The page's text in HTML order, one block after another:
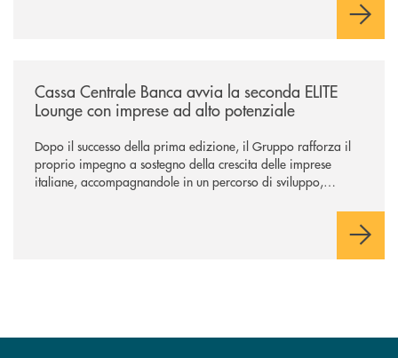
Cassa Centrale Banca avvia la seconda ELITE
Lounge con imprese ad alto potenziale
Dopo il successo della prima edizione, il Gruppo rafforza il
proprio impegno a sostegno della crescita delle imprese
italiane, accompagnandole in un percorso di sviluppo,